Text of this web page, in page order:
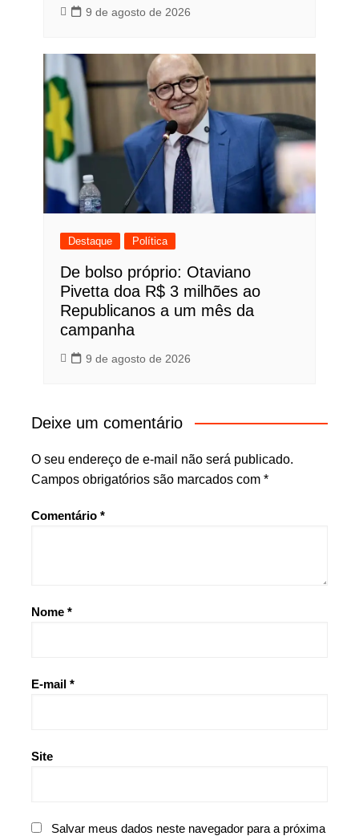
9 de agosto de 2026
Destaque Política
De bolso próprio: Otaviano
Pivetta doa R$ 3 milhões ao
Republicanos a um mês da
campanha
9 de agosto de 2026
Deixe um comentário
O seu endereço de e-mail não será publicado.
Campos obrigatórios são marcados com *
Comentário *
Nome *
E-mail *
Site
Salvar meus dados neste navegador para a próxima